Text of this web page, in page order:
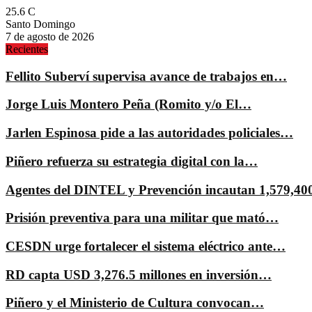
25.6 C
Santo Domingo
7 de agosto de 2026
Recientes
Fellito Suberví supervisa avance de trabajos en…
Jorge Luis Montero Peña (Romito y/o El…
Jarlen Espinosa pide a las autoridades policiales…
Piñero refuerza su estrategia digital con la…
Agentes del DINTEL y Prevención incautan
Prisión preventiva para una militar que mató…
CESDN urge fortalecer el sistema eléctrico ante…
RD capta USD 3,276.5 millones en inversión…
Piñero y el Ministerio de Cultura convocan…